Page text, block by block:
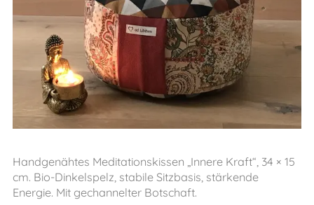
Handgenähtes Meditationskissen „Innere Kraft“, 34 × 15
cm. Bio-Dinkelspelz, stabile Sitzbasis, stärkende
Energie. Mit gechannelter Botschaft.